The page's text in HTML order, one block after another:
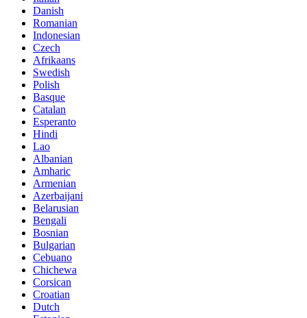
Danish
Romanian
Indonesian
Czech
Afrikaans
Swedish
Polish
Basque
Catalan
Esperanto
Hindi
Lao
Albanian
Amharic
Armenian
Azerbaijani
Belarusian
Bengali
Bosnian
Bulgarian
Cebuano
Chichewa
Corsican
Croatian
Dutch